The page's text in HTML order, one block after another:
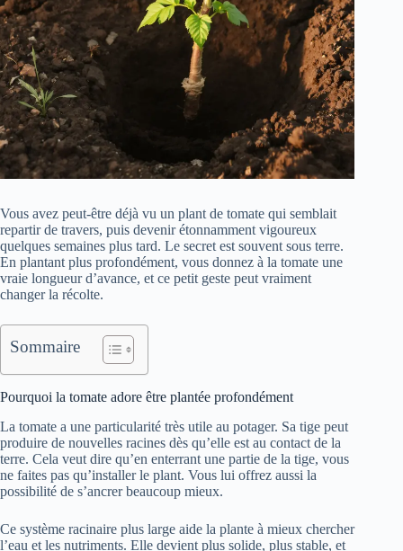
Vous avez peut-être déjà vu un plant de tomate qui semblait
repartir de travers, puis devenir étonnamment vigoureux
quelques semaines plus tard. Le secret est souvent sous terre.
En plantant plus profondément, vous donnez à la tomate une
vraie longueur d’avance, et ce petit geste peut vraiment
changer la récolte.
Sommaire
Pourquoi la tomate adore être plantée profondément
La tomate a une particularité très utile au potager. Sa tige peut
produire de nouvelles racines dès qu’elle est au contact de la
terre. Cela veut dire qu’en enterrant une partie de la tige, vous
ne faites pas qu’installer le plant. Vous lui offrez aussi la
possibilité de s’ancrer beaucoup mieux.
Ce système racinaire plus large aide la plante à mieux chercher
l’eau et les nutriments. Elle devient plus solide, plus stable, et